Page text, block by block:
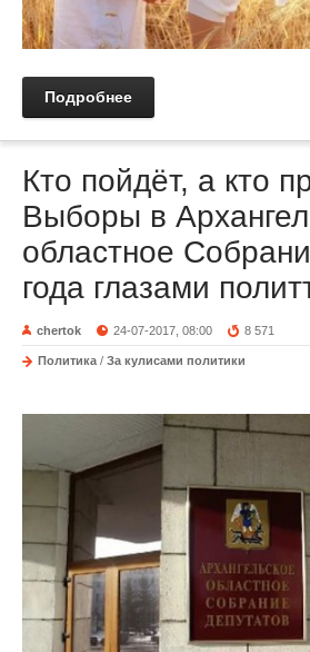
Подробнее
Кто пойдёт, а кто
Выборы в
областное
года глазами
chertok 24-07-2017, 08:00 8 571
Политика / За кулисами политики